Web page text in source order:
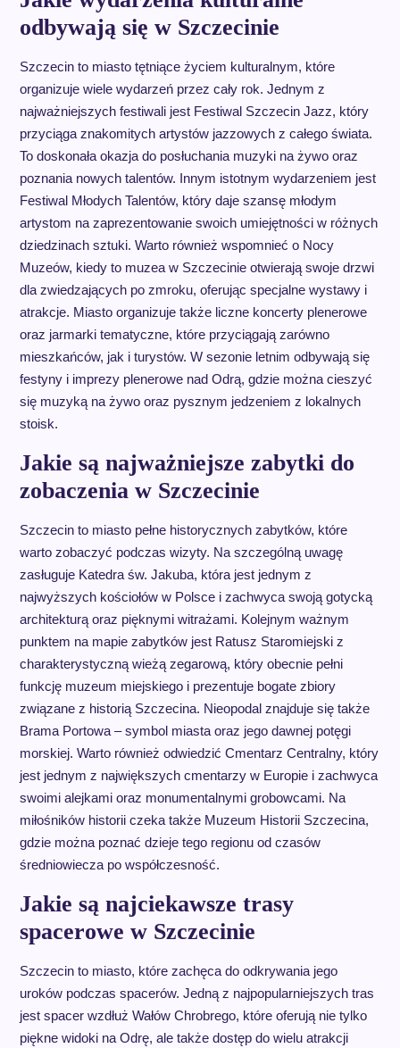
odbywają się w Szczecinie
Szczecin to miasto tętniące życiem kulturalnym, które
organizuje wiele wydarzeń przez cały rok. Jednym z
najważniejszych festiwali jest Festiwal Szczecin Jazz, który
przyciąga znakomitych artystów jazzowych z całego świata.
To doskonała okazja do posłuchania muzyki na żywo oraz
poznania nowych talentów. Innym istotnym wydarzeniem jest
Festiwal Młodych Talentów, który daje szansę młodym
artystom na zaprezentowanie swoich umiejętności w różnych
dziedzinach sztuki. Warto również wspomnieć o Nocy
Muzeów, kiedy to muzea w Szczecinie otwierają swoje drzwi
dla zwiedzających po zmroku, oferując specjalne wystawy i
atrakcje. Miasto organizuje także liczne koncerty plenerowe
oraz jarmarki tematyczne, które przyciągają zarówno
mieszkańców, jak i turystów. W sezonie letnim odbywają się
festyny i imprezy plenerowe nad Odrą, gdzie można cieszyć
się muzyką na żywo oraz pysznym jedzeniem z lokalnych
stoisk.
Jakie są najważniejsze zabytki do
zobaczenia w Szczecinie
Szczecin to miasto pełne historycznych zabytków, które
warto zobaczyć podczas wizyty. Na szczególną uwagę
zasługuje Katedra św. Jakuba, która jest jednym z
najwyższych kościołów w Polsce i zachwyca swoją gotycką
architekturą oraz pięknymi witrażami. Kolejnym ważnym
punktem na mapie zabytków jest Ratusz Staromiejski z
charakterystyczną wieżą zegarową, który obecnie pełni
funkcję muzeum miejskiego i prezentuje bogate zbiory
związane z historią Szczecina. Nieopodal znajduje się także
Brama Portowa – symbol miasta oraz jego dawnej potęgi
morskiej. Warto również odwiedzić Cmentarz Centralny, który
jest jednym z największych cmentarzy w Europie i zachwyca
swoimi alejkami oraz monumentalnymi grobowcami. Na
miłośników historii czeka także Muzeum Historii Szczecina,
gdzie można poznać dzieje tego regionu od czasów
średniowiecza po współczesność.
Jakie są najciekawsze trasy
spacerowe w Szczecinie
Szczecin to miasto, które zachęca do odkrywania jego
uroków podczas spacerów. Jedną z najpopularniejszych tras
jest spacer wzdłuż Wałów Chrobrego, które oferują nie tylko
piękne widoki na Odrę, ale także dostęp do wielu atrakcji